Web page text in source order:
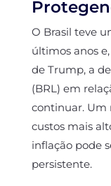
O Brasil teve
últimos anos
de Trump, a
(BRL) em
continuar. Um
custos mais
inflação pode
persistente.